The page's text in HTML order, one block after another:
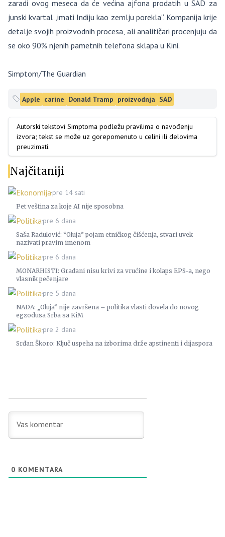
zaradi ovog meseca da će većina ajfona prodatih u SAD za
junski kvartal „imati Indiju kao zemlju porekla“. Kompanija krije
detalje svojih proizvodnih procesa, ali analitičari procenjuju da
se oko 90% njenih pametnih telefona sklapa u Kini.
Simptom/The Guardian
Apple carine Donald Tramp proizvodnja SAD
Autorski tekstovi Simptoma podležu pravilima o navođenju
izvora; tekst se može uz gorepomenuto u celini ili delovima
preuzimati.
Najčitaniji
Ekonomijapre 14 sati
Pet veština za koje AI nije sposobna
Politikapre 6 dana
Saša Radulović: “Oluja” pojam etničkog čišćenja, stvari uvek
nazivati pravim imenom
Politikapre 6 dana
MONARHISTI: Građani nisu krivi za vrućine i kolaps EPS-a, nego
vlasnik pečenjare
Politikapre 5 dana
NADA: „Oluja“ nije završena – politika vlasti dovela do novog
egzodusa Srba sa KiM
Politikapre 2 dana
Srđan Škoro: Ključ uspeha na izborima drže apstinenti i dijaspora
0 KOMENTARA